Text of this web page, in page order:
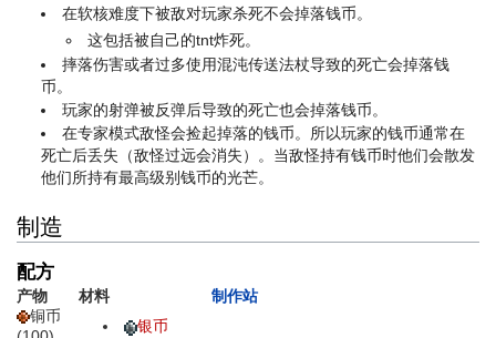
在软核难度下被敌对玩家杀死不会掉落钱币。
这包括被自己的tnt炸死。
摔落伤害或者过多使用混沌传送法杖导致的死亡会掉落钱
币。
玩家的射弹被反弹后导致的死亡也会掉落钱币。
在专家模式敌怪会捡起掉落的钱币。所以玩家的钱币通常在
死亡后丢失（敌怪过远会消失）。当敌怪持有钱币时他们会散发
他们所持有最高级别钱币的光芒。
制造
配方
产物 材料
制作站
铜币
银币